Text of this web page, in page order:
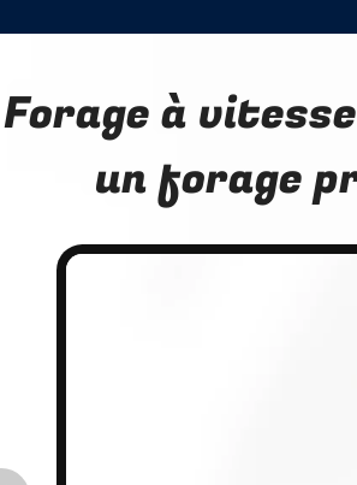
Forage à
un forage